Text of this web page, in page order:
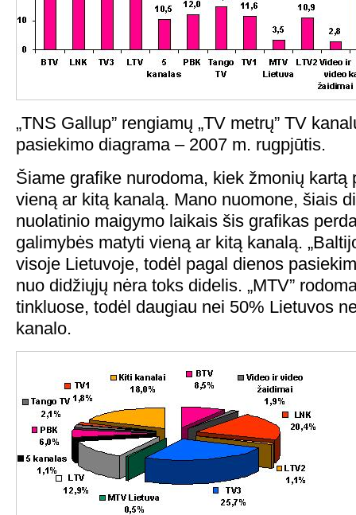
„TNS Gallup” rengiamų „TV metrų” TV
pasiekimo diagrama – 2007 m. rugpjūtis.
Šiame grafike nurodoma, kiek žmonių kartą
vieną ar kitą kanalą. Mano nuomone, šiais
nuolatinio maigymo laikais šis grafikas
galimybės matyti vieną ar kitą kanalą.
visoje Lietuvoje, todėl pagal dienos
nuo didžiųjų nėra toks didelis. „MTV”
tinkluose, todėl daugiau nei 50% Lietuvos
kanalo.